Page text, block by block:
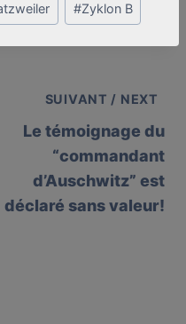
#Zyklon B
SUIVANT / NEXT
Le témoignage du
“commandant
d’Auschwitz” est
déclaré sans valeur!